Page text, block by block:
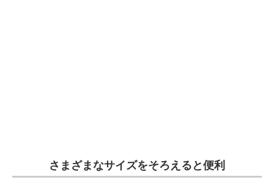
さまざまなサイズをそろえると便利